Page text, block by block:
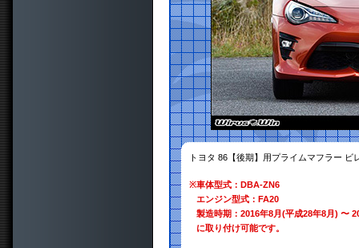
トヨタ 86【後期】用プライムマフラー ビ
※車体型式：DBA-ZN6
エンジン型式：FA20
製造時期：2016年8月(平成28年8月) 〜
に取り付け可能です。